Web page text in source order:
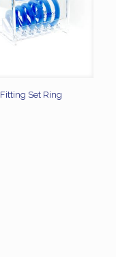
Fitting Set Ring